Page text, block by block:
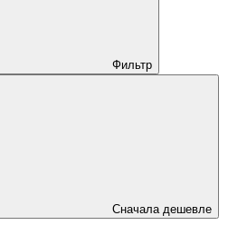
Фильтр
Сначала дешевле